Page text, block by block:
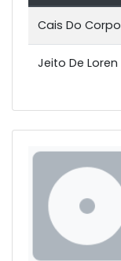
Cais Do Corpo
Jeito De Loren